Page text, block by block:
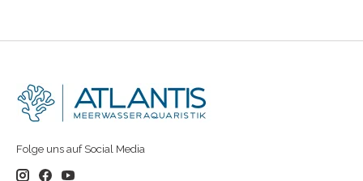
Folge uns auf Social Media